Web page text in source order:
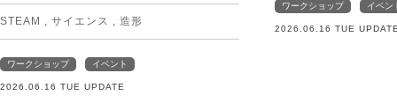
STEAM , サイエンス , 造形
ワークショップ イベント
2026.06.16 TUE UPDATE
ワークショップ イベン
2026.06.16 TUE